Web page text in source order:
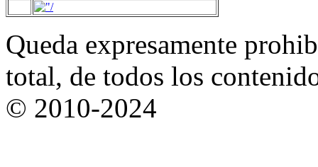
Queda expresamente
total, de todos los
© 2010-2024